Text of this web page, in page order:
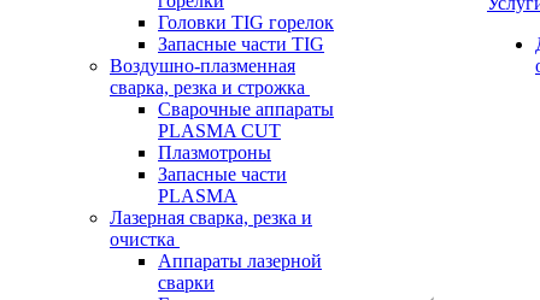
Головки TIG горелок
Запасные части TIG
Воздушно-плазменная
сварка, резка и строжка
Сварочные аппараты
PLASMA CUT
Плазмотроны
Запасные части
PLASMA
Лазерная сварка, резка и
очистка
Аппараты лазерной
сварки